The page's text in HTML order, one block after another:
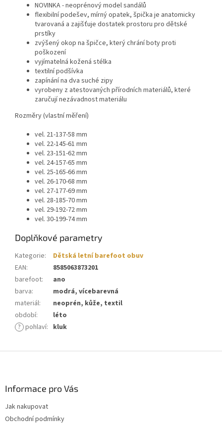
NOVINKA - neoprénový model sandálů
flexibilní podešev, mírný opatek, špička je anatomicky
tvarovaná a zajišťuje dostatek prostoru pro dětské
prstíky
zvýšený okop na špičce, který chrání boty proti
poškození
vyjímatelná kožená stélka
textilní podšívka
zapínání na dva suché zipy
vyrobeny z atestovaných přírodních materiálů, které
zaručují nezávadnost materiálu
Rozměry (vlastní měření)
vel. 21-137-58 mm
vel. 22-145-61 mm
vel. 23-151-62 mm
vel. 24-157-65 mm
vel. 25-165-66 mm
vel. 26-170-68 mm
vel. 27-177-69 mm
vel. 28-185-70 mm
vel. 29-192-72 mm
vel. 30-199-74 mm
Doplňkové parametry
Kategorie:
Dětská letní barefoot obuv
EAN:
8585063873201
barefoot:
ano
barva:
modrá, vícebarevná
materiál:
neoprén, kůže, textil
období:
léto
? pohlaví: kluk
Informace pro Vás
Jak nakupovat
Obchodní podmínky